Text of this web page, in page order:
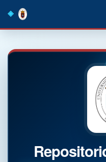
navigation